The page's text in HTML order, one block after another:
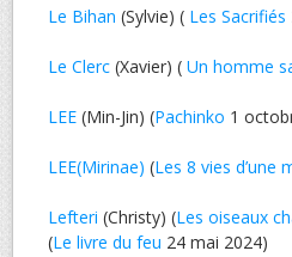
Le Bihan (Sylvie) ( Les Sacrifiés
Le Clerc (Xavier) ( Un homme
LEE (Min-Jin) (Pachinko 1
LEE(Mirinae) (Les 8 vies d’une
Lefteri (Christy) (Les oiseaux
(Le livre du feu 24 mai 2024)